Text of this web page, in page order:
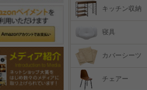
キッチン収納
寝具
カバーシーツ
チェアー